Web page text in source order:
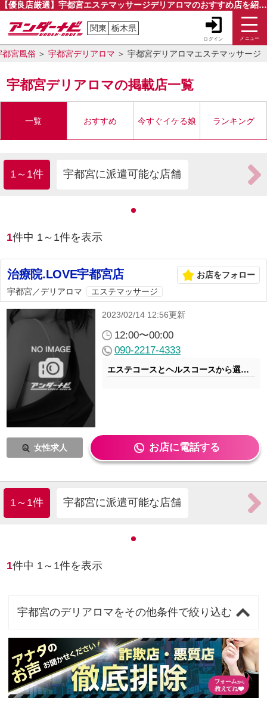
【優良店厳選】宇都宮エステマッサージデリアロマのおすすめ店を紹介｜アンダーナビ
関東 栃木県
ログイン メニュー
都宮風俗 宇都宮デリアロマ 宇都宮デリアロマエステマッサージ
宇都宮デリアロマの掲載店一覧
一覧 おすすめ 今すぐイケる娘 ランキング
1～1件 宇都宮に派遣可能な店舗
1件中 1 ～ 1件を表示
治療院.LOVE宇都宮店
お店をフォロー
宇都宮／デリアロマ エステマッサージ
2023/02/14 12:56更新
12:00〜00:00
090-2217-4333
エステコースとヘルスコースから選べます！
女性求人 お店に電話する
1～1件 宇都宮に派遣可能な店舗
1件中 1 ～ 1件を表示
宇都宮のデリアロマをその他条件で絞り込む